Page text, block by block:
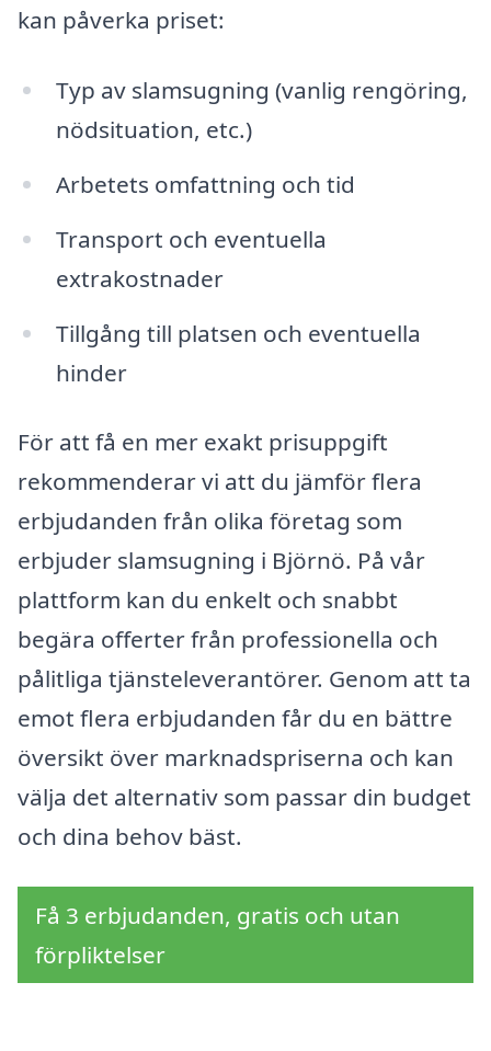
kan påverka priset:
Typ av slamsugning (vanlig rengöring,
nödsituation, etc.)
Arbetets omfattning och tid
Transport och eventuella
extrakostnader
Tillgång till platsen och eventuella
hinder
För att få en mer exakt prisuppgift
rekommenderar vi att du jämför flera
erbjudanden från olika företag som
erbjuder slamsugning i Björnö. På vår
plattform kan du enkelt och snabbt
begära offerter från professionella och
pålitliga tjänsteleverantörer. Genom att ta
emot flera erbjudanden får du en bättre
översikt över marknadspriserna och kan
välja det alternativ som passar din budget
och dina behov bäst.
Få 3 erbjudanden, gratis och utan
förpliktelser